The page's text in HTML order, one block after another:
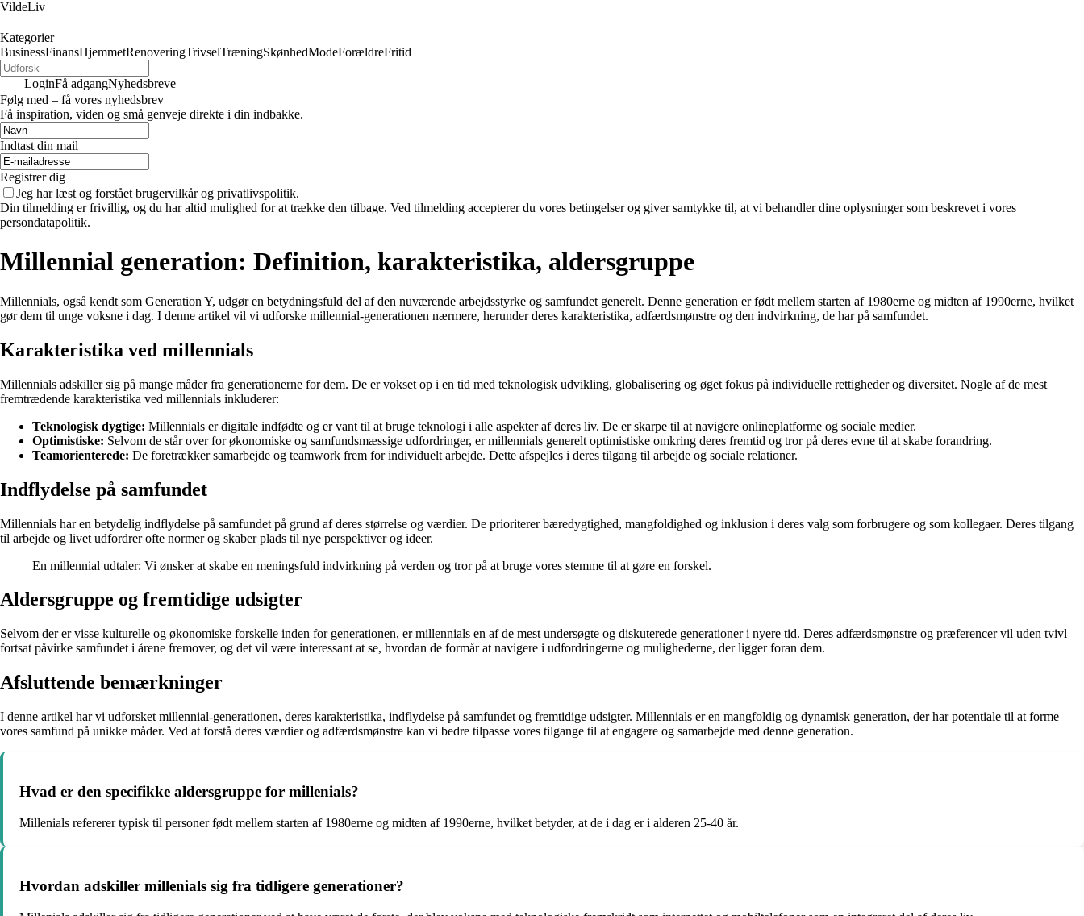
VildeLiv
Kategorier
BusinessFinansHjemmetRenoveringTrivselTræningSkønhedModeForældreFritid
LoginFå adgangNyhedsbreve
Følg med – få vores nyhedsbrev
Få inspiration, viden og små genveje direkte i din indbakke.
Indtast din mail
Registrer dig
Jeg har læst og forstået brugervilkår og privatlivspolitik.
Din tilmelding er frivillig, og du har altid mulighed for at trække den tilbage. Ved tilmelding accepterer du vores betingelser og giver samtykke til, at vi behandler dine oplysninger som beskrevet i vores
persondatapolitik.
Millennial generation: Definition, karakteristika, aldersgruppe
Millennials, også kendt som Generation Y, udgør en betydningsfuld del af den nuværende arbejdsstyrke og samfundet generelt. Denne generation er født mellem starten af 1980erne og midten af 1990erne, hvilket
gør dem til unge voksne i dag. I denne artikel vil vi udforske millennial-generationen nærmere, herunder deres karakteristika, adfærdsmønstre og den indvirkning, de har på samfundet.
Karakteristika ved millennials
Millennials adskiller sig på mange måder fra generationerne for dem. De er vokset op i en tid med teknologisk udvikling, globalisering og øget fokus på individuelle rettigheder og diversitet. Nogle af de mest
fremtrædende karakteristika ved millennials inkluderer:
Teknologisk dygtige: Millennials er digitale indfødte og er vant til at bruge teknologi i alle aspekter af deres liv. De er skarpe til at navigere onlineplatforme og sociale medier.
Optimistiske: Selvom de står over for økonomiske og samfundsmæssige udfordringer, er millennials generelt optimistiske omkring deres fremtid og tror på deres evne til at skabe forandring.
Teamorienterede: De foretrækker samarbejde og teamwork frem for individuelt arbejde. Dette afspejles i deres tilgang til arbejde og sociale relationer.
Indflydelse på samfundet
Millennials har en betydelig indflydelse på samfundet på grund af deres størrelse og værdier. De prioriterer bæredygtighed, mangfoldighed og inklusion i deres valg som forbrugere og som kollegaer. Deres tilgang
til arbejde og livet udfordrer ofte normer og skaber plads til nye perspektiver og ideer.
En millennial udtaler: Vi ønsker at skabe en meningsfuld indvirkning på verden og tror på at bruge vores stemme til at gøre en forskel.
Aldersgruppe og fremtidige udsigter
Selvom der er visse kulturelle og økonomiske forskelle inden for generationen, er millennials en af de mest undersøgte og diskuterede generationer i nyere tid. Deres adfærdsmønstre og præferencer vil uden tvivl
fortsat påvirke samfundet i årene fremover, og det vil være interessant at se, hvordan de formår at navigere i udfordringerne og mulighederne, der ligger foran dem.
Afsluttende bemærkninger
I denne artikel har vi udforsket millennial-generationen, deres karakteristika, indflydelse på samfundet og fremtidige udsigter. Millennials er en mangfoldig og dynamisk generation, der har potentiale til at forme
vores samfund på unikke måder. Ved at forstå deres værdier og adfærdsmønstre kan vi bedre tilpasse vores tilgange til at engagere og samarbejde med denne generation.
Hvad er den specifikke aldersgruppe for millenials?
Millenials refererer typisk til personer født mellem starten af 1980erne og midten af 1990erne, hvilket betyder, at de i dag er i alderen 25-40 år.
Hvordan adskiller millenials sig fra tidligere generationer?